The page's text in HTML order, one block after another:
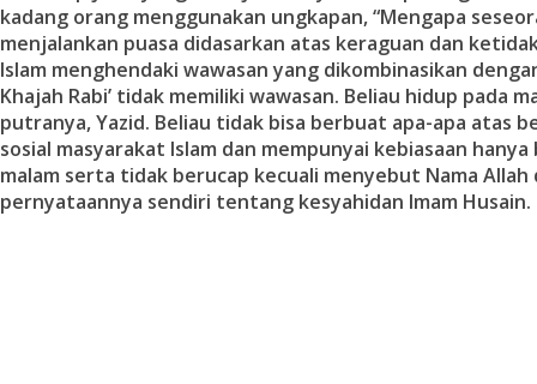
kadang orang menggunakan ungkapan, “Mengapa
menjalankan puasa didasarkan atas keraguan dan
Islam menghendaki wawasan yang dikombinasikan
Khajah Rabi’ tidak memiliki wawasan. Beliau hidup pada
putranya, Yazid. Beliau tidak bisa berbuat apa-apa atas
sosial masyarakat Islam dan mempunyai kebiasaan
malam serta tidak berucap kecuali menyebut Nama Allah
pernyataannya sendiri tentang kesyahidan Imam Husain.